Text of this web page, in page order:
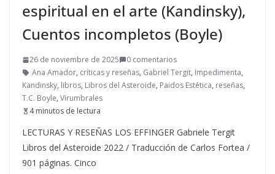
espiritual en el arte (Kandinsky),
Cuentos incompletos (Boyle)
26 de noviembre de 2025
0 comentarios
Ana Amador, críticas y reseñas, Gabriel Tergit, Impedimenta,
Kandinsky, libros, Libros del Asteroide, Paidos Estética, reseñas,
T.C. Boyle, Virumbrales
4 minutos de lectura
LECTURAS Y RESEÑAS LOS EFFINGER Gabriele Tergit
Libros del Asteroide 2022 / Traducción de Carlos Fortea /
901 páginas. Cinco